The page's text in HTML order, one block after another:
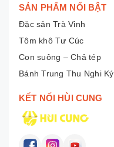
SẢN PHẨM NỔI BẬT
Đặc sản Trà Vinh
Tôm khô Tư Cúc
Con suông – Chả tép
Bánh Trung Thu Nghi Ký
KẾT NỐI HÙI CUNG